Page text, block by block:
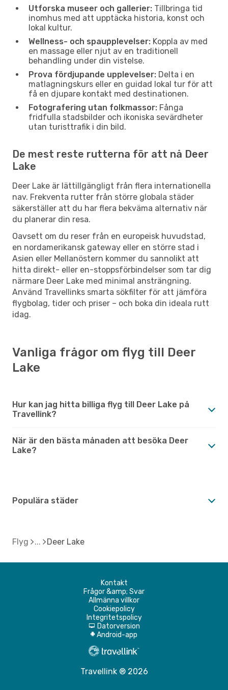
Utforska museer och gallerier: Tillbringa tid
inomhus med att upptäcka historia, konst och
lokal kultur.
Wellness- och spaupplevelser: Koppla av med
en massage eller njut av en traditionell
behandling under din vistelse.
Prova fördjupande upplevelser: Delta i en
matlagningskurs eller en guidad lokal tur för att
få en djupare kontakt med destinationen.
Fotografering utan folkmassor: Fånga
fridfulla stadsbilder och ikoniska sevärdheter
utan turisttrafik i din bild.
De mest reste rutterna för att nå Deer
Lake
Deer Lake är lättillgängligt från flera internationella
nav. Frekventa rutter från större globala städer
säkerställer att du har flera bekväma alternativ när
du planerar din resa.
Oavsett om du reser från en europeisk huvudstad,
en nordamerikansk gateway eller en större stad i
Asien eller Mellanöstern kommer du sannolikt att
hitta direkt- eller en-stoppsförbindelser som tar dig
närmare Deer Lake med minimal ansträngning.
Använd Travellinks smarta sökfilter för att jämföra
flygbolag, tider och priser – och boka din ideala rutt
idag.
Vanliga frågor om flyg till Deer
Lake
Hur kan jag hitta billiga flyg till Deer Lake på
Travellink?
När är den bästa månaden att besöka Deer
Lake?
Populära städer
Flyg Deer Lake
Kontakt
Frågor &amp; Svar
Allmänna villkor
Cookiepolicy
Integritetspolicy
d Datorversion
A Android-app
Travellink ® 2026